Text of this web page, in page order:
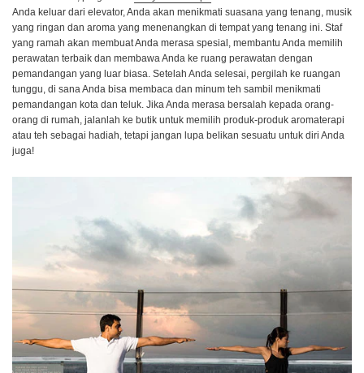
Anda keluar dari elevator, Anda akan menikmati suasana yang tenang, musik
yang ringan dan aroma yang menenangkan di tempat yang tenang ini. Staf
yang ramah akan membuat Anda merasa spesial, membantu Anda memilih
perawatan terbaik dan membawa Anda ke ruang perawatan dengan
pemandangan yang luar biasa. Setelah Anda selesai, pergilah ke ruangan
tunggu, di sana Anda bisa membaca dan minum teh sambil menikmati
pemandangan kota dan teluk. Jika Anda merasa bersalah kepada orang-
orang di rumah, jalanlah ke butik untuk memilih produk-produk aromaterapi
atau teh sebagai hadiah, tetapi jangan lupa belikan sesuatu untuk diri Anda
juga!